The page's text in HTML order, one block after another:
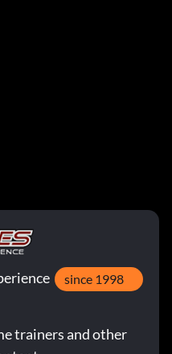
since 1998
trainers and other